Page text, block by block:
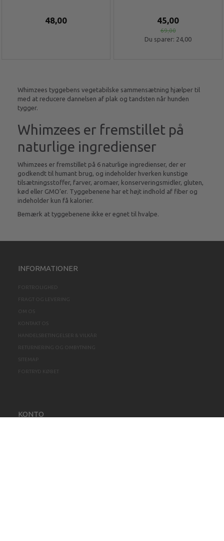
48,00 45,00
69,00
Du sparer: 24,00
Whimzees tyggebens vegetabilske sammensætning hjælper til
med at reducere dannelsen af plak og tandsten når hunden
tygger.
Whimzees er fremstillet på
naturlige ingredienser
Whimzees er fremstillet på 6 naturlige ingredienser, der er
godkendt til humant brug, og indeholder hverken kunstige
tilsætningsstoffer, farver, aromaer, konserveringsmidler, gluten,
kød eller GMO’er. Tyggebenene har et højt indhold af fiber og
indeholder kun få kalorier.
Bemærk at tyggebenene ikke er egnet til hvalpe.
INFORMATIONER
FORTROLIGHED
FRAGT OG LEVERING
OM OS
KONTAKT OS
HANDELSBETINGELSER & VILKÅR
RETURNERING OG OMBYTNING
SITEMAP
FORTRYD KØBET
KONTO